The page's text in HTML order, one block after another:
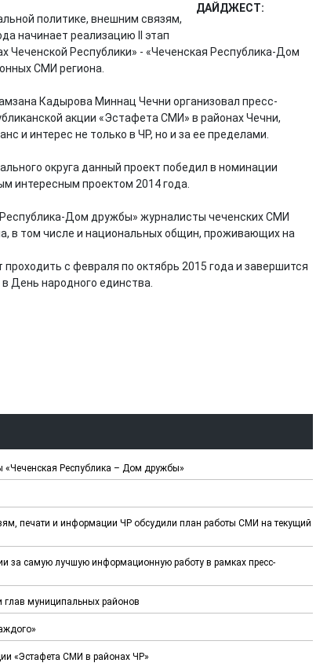
ДАЙДЖЕСТ:
политике, внешним связям,
начинает реализацию II этап
Чеченской Республики» - «Чеченская Республика-Дом
СМИ региона.
Кадырова Миннац Чечни организовал пресс-
акции «Эстафета СМИ» в районах Чечни,
и интерес не только в ЧР, но и за ее пределами.
округа данный проект победил в номинации
интересным проектом 2014 года.
Дом дружбы» журналисты чеченских СМИ
в том числе и национальных общин, проживающих на
с февраля по октябрь 2015 года и завершится
День народного единства.
«Чеченская Республика – Дом дружбы»
печати и информации ЧР обсудили план работы СМИ на текущий
за самую лучшую информационную работу в рамках пресс-
глав муниципальных районов
«Эстафета СМИ в районах ЧР»